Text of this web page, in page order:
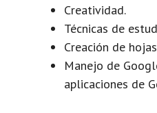
Creatividad.
Técnicas de
Creación de
Manejo de
aplicaciones de